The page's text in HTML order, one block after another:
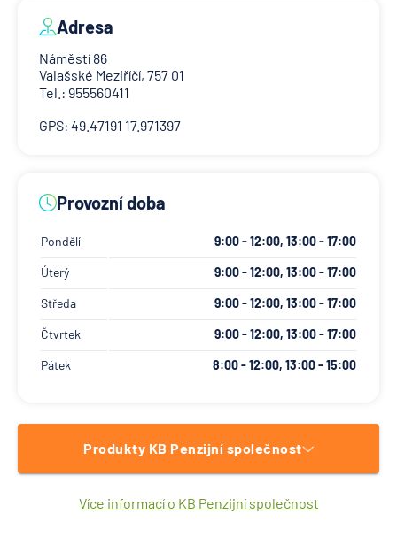
Adresa
Náměstí 86
Valašské Meziříčí, 757 01
Tel.: 955560411
GPS: 49.47191 17.971397
Provozní doba
Pondělí 9:00 - 12:00, 13:00 - 17:00
Úterý 9:00 - 12:00, 13:00 - 17:00
Středa 9:00 - 12:00, 13:00 - 17:00
Čtvrtek 9:00 - 12:00, 13:00 - 17:00
Pátek 8:00 - 12:00, 13:00 - 15:00
Produkty KB Penzijní společnost
Více informací o KB Penzijní společnost